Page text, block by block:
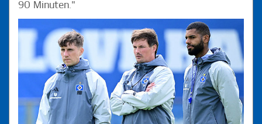
90 Minuten."